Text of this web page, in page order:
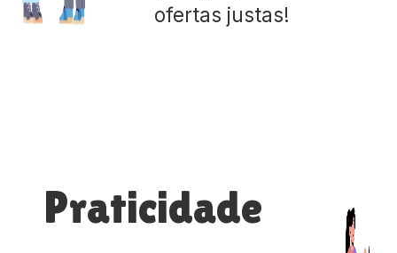
ofertas justas!
Praticidade